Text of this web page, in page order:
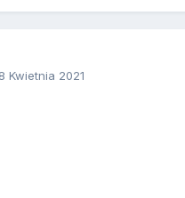
Kwietnia 2021